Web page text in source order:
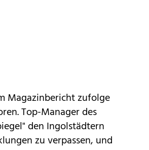
Magazinbericht zufolge
Top-Manager des
den Ingolstädtern
zu verpassen, und